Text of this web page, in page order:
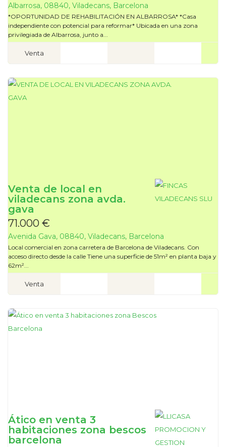
Albarrosa, 08840, Viladecans, Barcelona
*OPORTUNIDAD DE REHABILITACIÓN EN ALBARROSA* *Casa
independiente con potencial para reformar* Ubicada en una zona
privilegiada de Albarrosa, junto a...
Venta
Venta de local en
viladecans zona avda.
gava
71.000 €
Avenida Gava, 08840, Viladecans, Barcelona
Local comercial en zona carretera de Barcelona de Viladecans. Con
acceso directo desde la calle Tiene una superficie de 51m² en planta baja y
62m²...
Venta
Ático en venta 3
habitaciones zona bescos
barcelona